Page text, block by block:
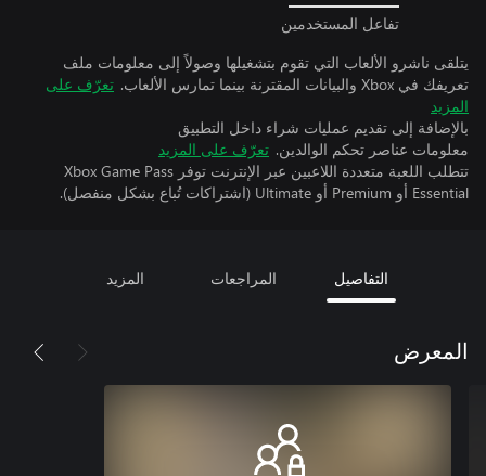
تفاعل المستخدمين
يتلقى ناشرو الألعاب التي تقوم بتشغيلها وصولاً إلى معلومات ملف
تعريفك في Xbox والبيانات المقترنة بينما تمارس الألعاب.
تعرّف على
المزيد
بالإضافة إلى تقديم عمليات شراء داخل التطبيق
معلومات عناصر تحكم الوالدين. تعرّف على المزيد
تتطلب اللعبة متعددة اللاعبين عبر الإنترنت توفر Xbox Game Pass
Essential أو Premium أو Ultimate (اشتراكات تُباع بشكل منفصل).
التفاصيل المراجعات المزيد
المعرض